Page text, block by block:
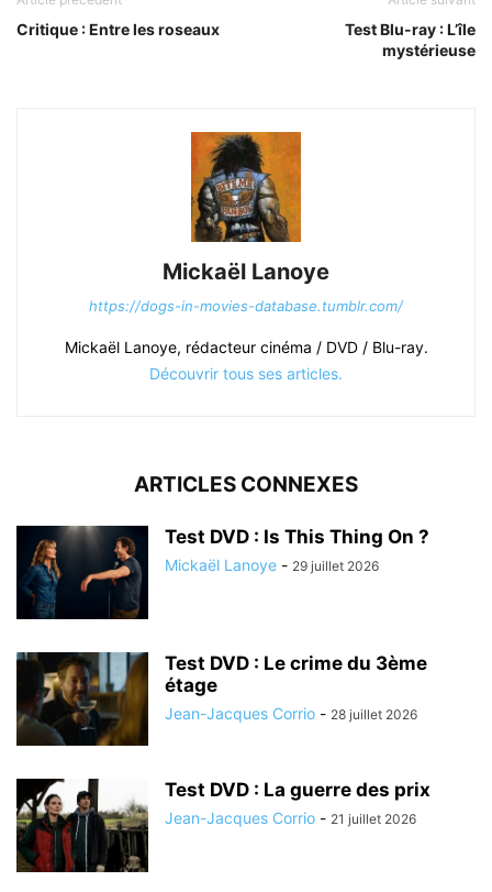
Critique : Entre les roseaux
Test Blu-ray : L’île
mystérieuse
Mickaël Lanoye
https://dogs-in-movies-database.tumblr.com/
Mickaël Lanoye, rédacteur cinéma / DVD / Blu-ray.
Découvrir tous ses articles.
ARTICLES CONNEXES
Test DVD : Is This Thing On ?
Mickaël Lanoye - 29 juillet 2026
Test DVD : Le crime du 3ème
étage
Jean-Jacques Corrio - 28 juillet 2026
Test DVD : La guerre des prix
Jean-Jacques Corrio - 21 juillet 2026